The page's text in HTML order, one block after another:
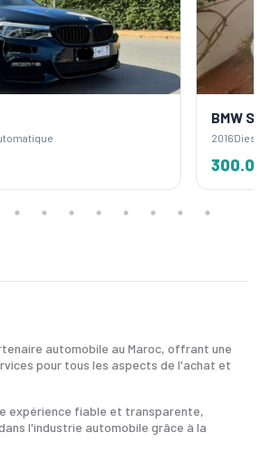
BMW
2016
automobile au Maroc, offrant une
pour tous les aspects de l'achat et
expérience fiable et transparente,
l'industrie automobile grâce à la